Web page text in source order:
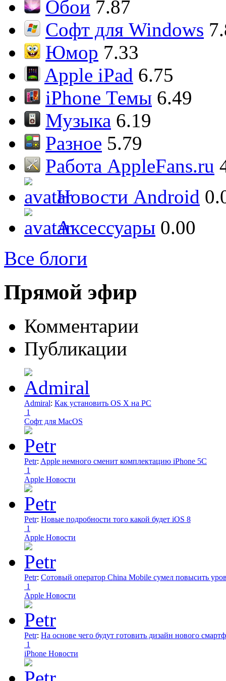
Обои 7.87
Софт для Windows
Юмор 7.33
Apple iPad 6.75
iPhone Темы 6.49
Музыка 6.19
Разное 5.79
Работа AppleFans.ru
Новости Android
Аксессуары 0.00
Все блоги
Прямой эфир
Комментарии
Публикации
Admiral: Как установить OS X на PC
1
Софт для MacOS
Petr: Apple немного сменит комплектацию iPhone 5C
1
Apple Новости
Petr: Новые подробности того какой будет iOS 8
1
Apple Новости
Petr: Сотовый оператор China Mobile сумел повысить
1
Apple Новости
Petr: На основе чего будут готовить дизайн нового
1
iPhone Новости